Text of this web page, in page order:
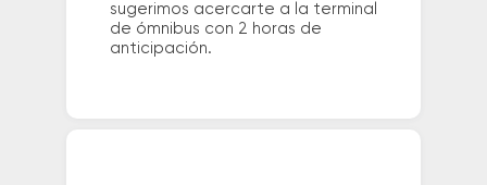
sugerimos acercarte a la terminal
de ómnibus con 2 horas de
anticipación.